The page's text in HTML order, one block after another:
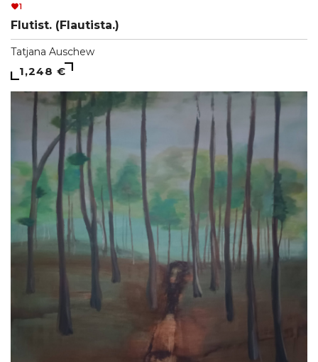
1
Flutist. (Flautista.)
Tatjana Auschew
1,248 €